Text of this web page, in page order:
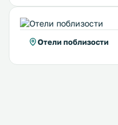
Отели поблизости